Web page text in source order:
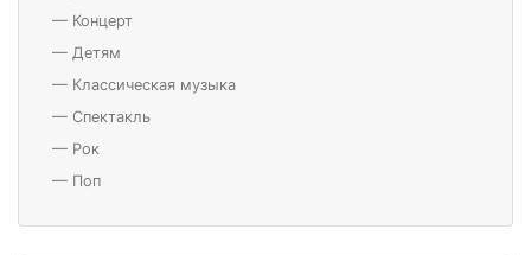
— Концерт
— Детям
— Классическая музыка
— Спектакль
— Рок
— Поп